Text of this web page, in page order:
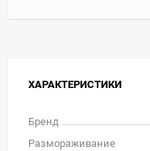
ХАРАКТЕРИСТИКИ
Бренд
Размораживание